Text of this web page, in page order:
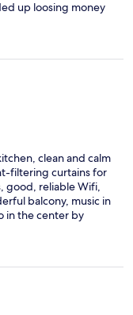
up loosing money
front desk
what we call
can’t be
to tell you this
clean and calm
filtering curtains for
good, reliable Wifi,
balcony, music in
in the center by
loud at night. It
was late
food. Almost perfect
return there